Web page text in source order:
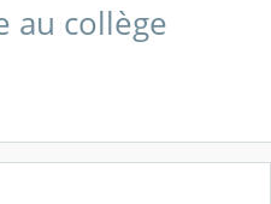
au collège